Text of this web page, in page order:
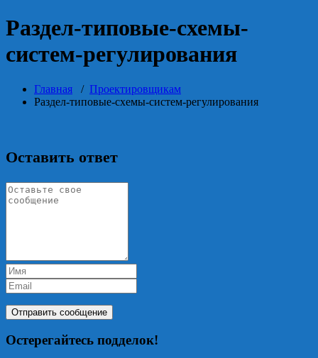
Раздел-типовые-схемы-
систем-регулирования
Главная / Проектировщикам
Раздел-типовые-схемы-систем-регулирования
Оставить ответ
Остерегайтесь подделок!